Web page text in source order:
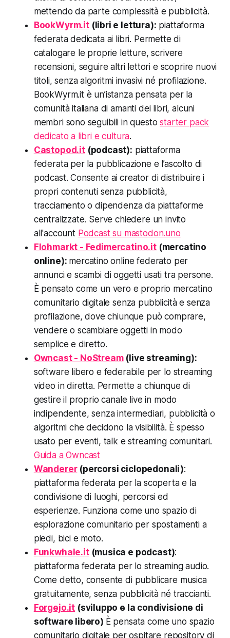
mettendo da parte complessità e pubblicità.
BookWyrm.it(libri e lettura): piattaforma
federata dedicata ai libri. Permette di
catalogare le proprie letture, scrivere
recensioni, seguire altri lettori e scoprire nuovi
titoli, senza algoritmi invasivi né profilazione.
BookWyrm.it è un’istanza pensata per la
comunità italiana di amanti dei libri, alcuni
membri sono seguibili in questostarter pack
dedicato a libri e cultura.
Castopod.it(podcast): piattaforma
federata per la pubblicazione e l’ascolto di
podcast. Consente ai creator di distribuire i
propri contenuti senza pubblicità,
tracciamento o dipendenza da piattaforme
centralizzate. Serve chiedere un invito
all'account Podcast su mastodon.uno
Flohmarkt - Fedimercatino.it(mercatino
online): mercatino online federato per
annunci e scambi di oggetti usati tra persone.
È pensato come un vero e proprio mercatino
comunitario digitale senza pubblicità e senza
profilazione, dove chiunque può comprare,
vendere o scambiare oggetti in modo
semplice e diretto.
Owncast - NoStream(live streaming):
software libero e federabile per lo streaming
video in diretta. Permette a chiunque di
gestire il proprio canale live in modo
indipendente, senza intermediari, pubblicità o
algoritmi che decidono la visibilità. È spesso
usato per eventi, talk e streaming comunitari.
Guida a Owncast
Wanderer(percorsi ciclopedonali):
piattaforma federata per la scoperta e la
condivisione di luoghi, percorsi ed
esperienze. Funziona come uno spazio di
esplorazione comunitario per spostamenti a
piedi, bici e moto.
Funkwhale.it(musica e podcast):
piattaforma federata per lo streaming audio.
Come detto, consente di pubblicare musica
gratuitamente,senza pubblicità né traccianti.
Forgejo.it (sviluppo e la condivisione di
software libero) È pensata come uno spazio
comunitario digitale per ospitare repository di